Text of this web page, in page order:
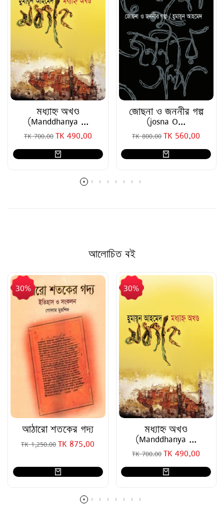
মধ্যাহ্ন অখণ্ড
(Manddhanya ...
SALE PRICE
TK 700.00 TK 490.00
জোছনা ও জননীর গল্প
(josna O...
SALE PRICE
TK 800.00 TK 560.00
আলোচিত বই
30%
আঠারো শতকের গদ্য
SALE PRICE
TK 1,250.00 TK 875.00
30%
মধ্যাহ্ন অখণ্ড
(Manddhanya ...
SALE PRICE
TK 700.00 TK 490.00